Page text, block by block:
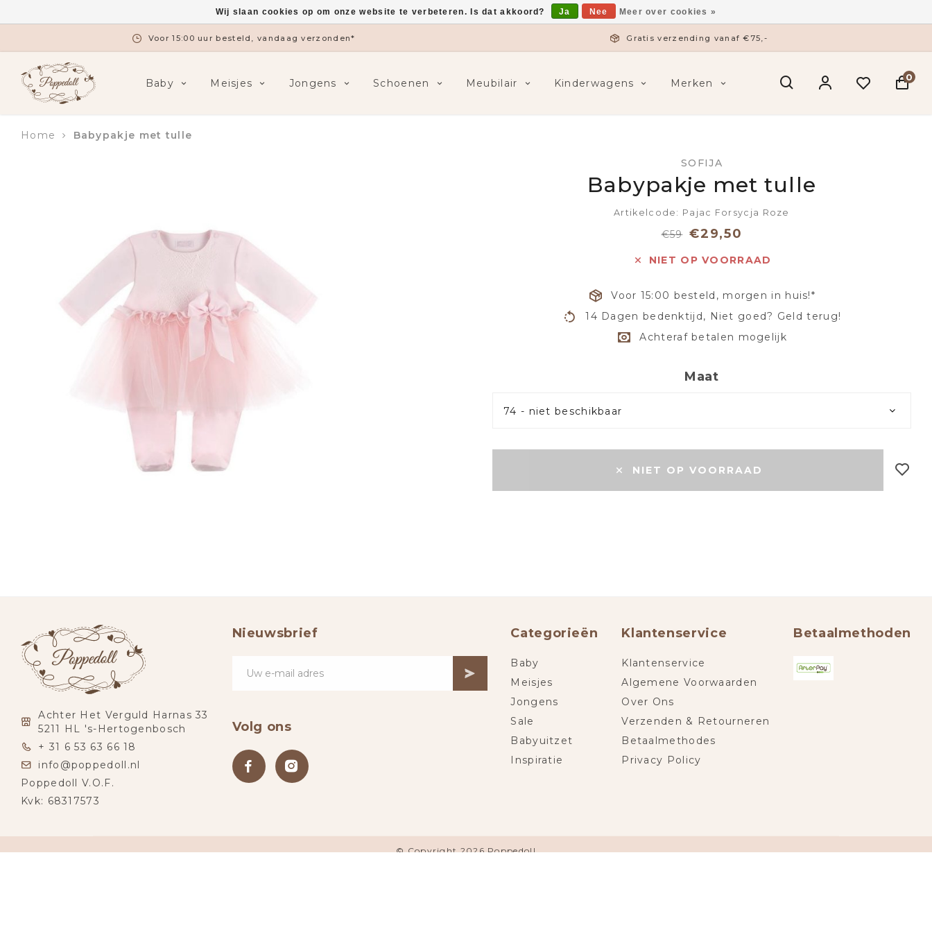
Voor 15:00 uur besteld, vandaag verzonden* Gratis verzending vanaf €75,-
Baby Meisjes Jongens Schoenen Meubilair Kinderwagens Merken 0
Home Babypakje met tulle
SOFIJA
Babypakje met tulle
Artikelcode: Pajac Forsycja Roze
€59 €29,50
NIET OP VOORRAAD
Voor 15:00 besteld, morgen in huis!*
14 Dagen bedenktijd, Niet goed? Geld terug!
Achteraf betalen mogelijk
Maat
74 - niet beschikbaar
NIET OP VOORRAAD
Achter Het Verguld Harnas 33
5211 HL 's-Hertogenbosch
+ 31 6 53 63 66 18
info@poppedoll.nl
Poppedoll V.O.F.
Kvk: 68317573
Nieuwsbrief
Volg ons
Categorieën
Baby
Meisjes
Jongens
Sale
Babyuitzet
Inspiratie
Klantenservice
Klantenservice
Algemene Voorwaarden
Over Ons
Verzenden & Retourneren
Betaalmethodes
Privacy Policy
Betaalmethoden
© Copyright 2026 Poppedoll
Wij slaan cookies op om onze website te verbeteren. Is dat akkoord? Ja Nee Meer over cookies »